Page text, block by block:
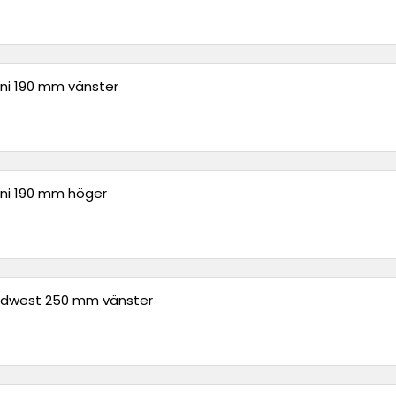
190 mm vänster
190 mm höger
250 mm vänster